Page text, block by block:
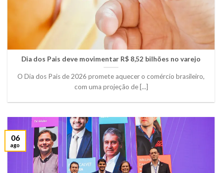
Dia dos Pais deve movimentar R$ 8,52 bilhões no varejo
O Dia dos Pais de 2026 promete aquecer o comércio brasileiro,
com uma projeção de [...]
06
ago